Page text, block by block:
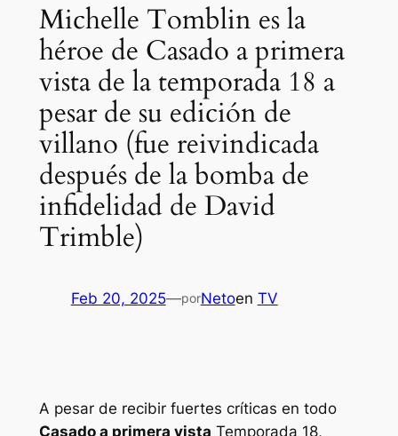
Michelle Tomblin es la
héroe de Casado a primera
vista de la temporada 18 a
pesar de su edición de
villano (fue reivindicada
después de la bomba de
infidelidad de David
Trimble)
Feb 20, 2025—porNetoen TV
A pesar de recibir fuertes críticas en todo
Casado a primera vista Temporada 18,